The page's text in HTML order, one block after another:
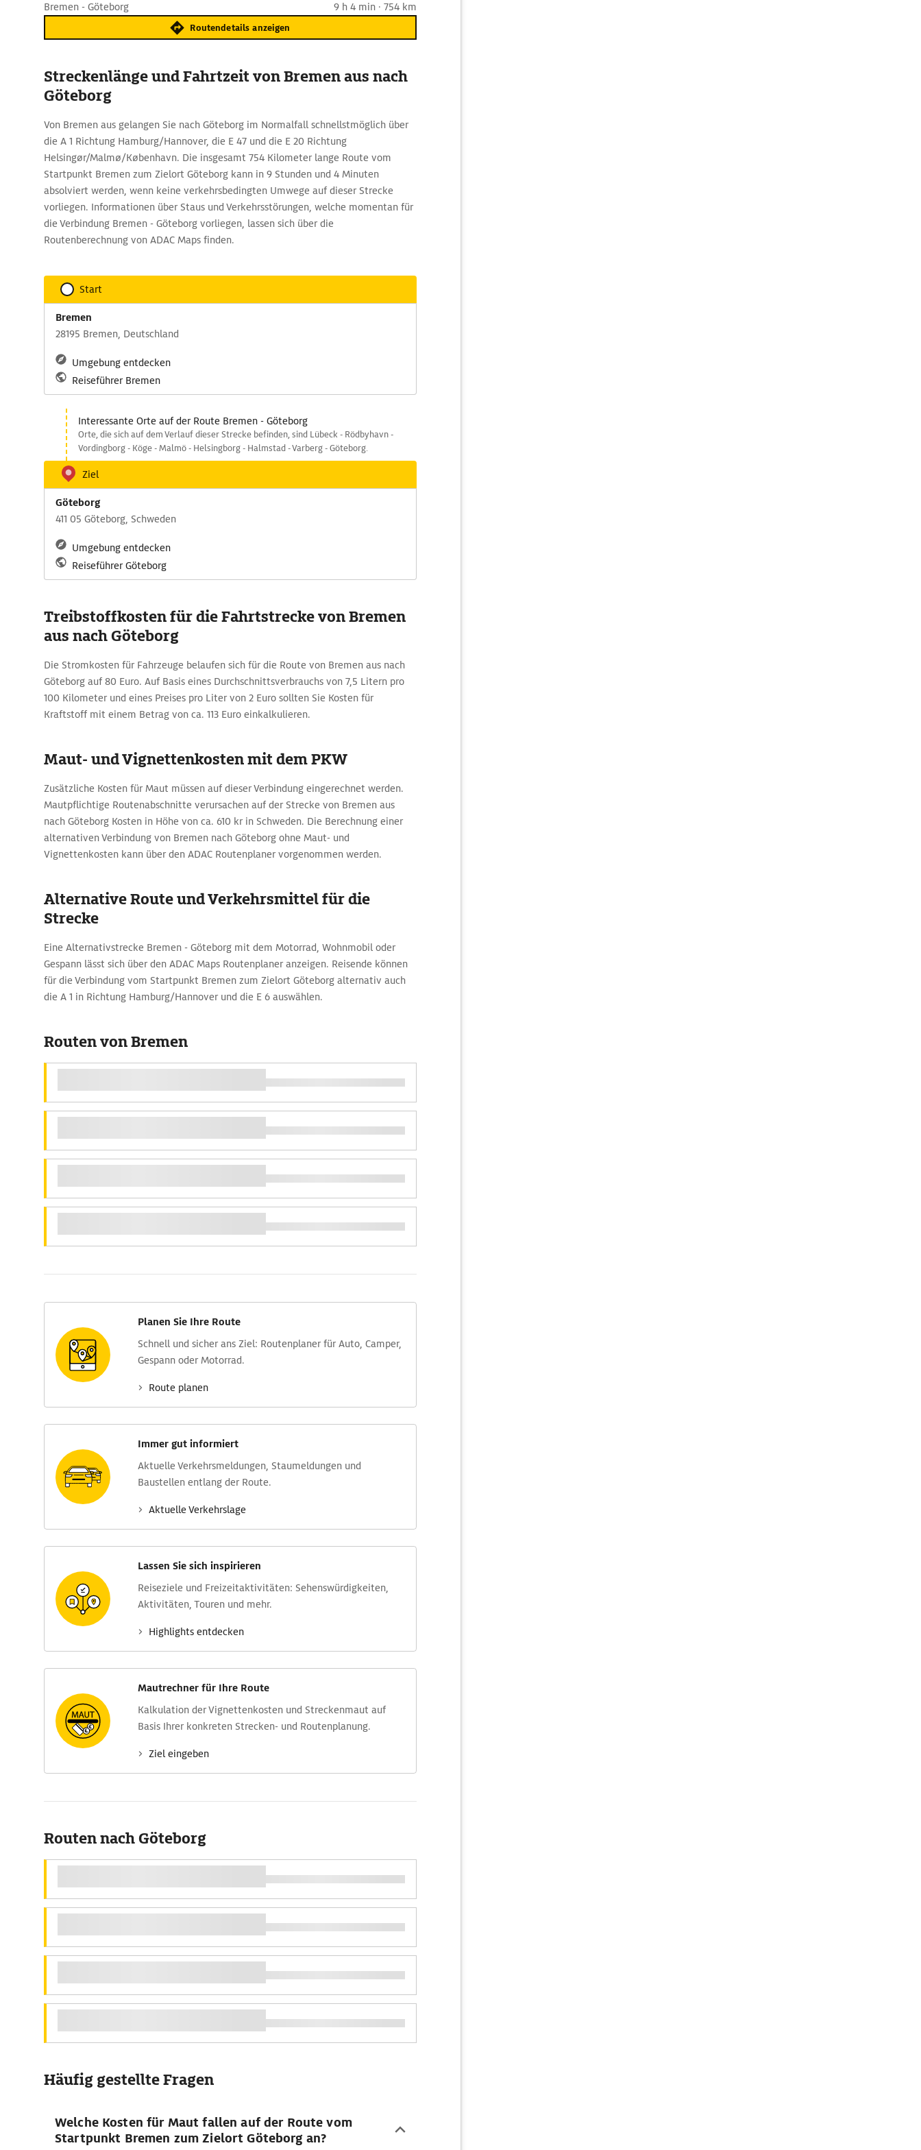
Bremen - Göteborg 9 h 4 min · 754 km
Routendetails anzeigen
Streckenlänge und Fahrtzeit von Bremen aus nach
Göteborg
Von Bremen aus gelangen Sie nach Göteborg im Normalfall schnellstmöglich über
die A 1 Richtung Hamburg/Hannover, die E 47 und die E 20 Richtung
Helsingør/Malmø/København. Die insgesamt 754 Kilometer lange Route vom
Startpunkt Bremen zum Zielort Göteborg kann in 9 Stunden und 4 Minuten
absolviert werden, wenn keine verkehrsbedingten Umwege auf dieser Strecke
vorliegen. Informationen über Staus und Verkehrsstörungen, welche momentan für
die Verbindung Bremen - Göteborg vorliegen, lassen sich über die
Routenberechnung von ADAC Maps finden.
Start
Bremen
28195 Bremen, Deutschland
Umgebung entdecken
Reiseführer Bremen
Interessante Orte auf der Route Bremen - Göteborg
Orte, die sich auf dem Verlauf dieser Strecke befinden, sind Lübeck - Rödbyhavn -
Vordingborg - Köge - Malmö - Helsingborg - Halmstad - Varberg - Göteborg.
Ziel
Göteborg
411 05 Göteborg, Schweden
Umgebung entdecken
Reiseführer Göteborg
Treibstoffkosten für die Fahrtstrecke von Bremen
aus nach Göteborg
Die Stromkosten für Fahrzeuge belaufen sich für die Route von Bremen aus nach
Göteborg auf 80 Euro. Auf Basis eines Durchschnittsverbrauchs von 7,5 Litern pro
100 Kilometer und eines Preises pro Liter von 2 Euro sollten Sie Kosten für
Kraftstoff mit einem Betrag von ca. 113 Euro einkalkulieren.
Maut- und Vignettenkosten mit dem PKW
Zusätzliche Kosten für Maut müssen auf dieser Verbindung eingerechnet werden.
Mautpflichtige Routenabschnitte verursachen auf der Strecke von Bremen aus
nach Göteborg Kosten in Höhe von ca. 610 kr in Schweden. Die Berechnung einer
alternativen Verbindung von Bremen nach Göteborg ohne Maut- und
Vignettenkosten kann über den ADAC Routenplaner vorgenommen werden.
Alternative Route und Verkehrsmittel für die
Strecke
Eine Alternativstrecke Bremen - Göteborg mit dem Motorrad, Wohnmobil oder
Gespann lässt sich über den ADAC Maps Routenplaner anzeigen. Reisende können
für die Verbindung vom Startpunkt Bremen zum Zielort Göteborg alternativ auch
die A 1 in Richtung Hamburg/Hannover und die E 6 auswählen.
Routen von Bremen
Planen Sie Ihre Route
Schnell und sicher ans Ziel: Routen­planer für Auto, Camper,
Gespann oder Motorrad.
Route planen
Immer gut informiert
Aktuelle Verkehrs­meldungen, Stau­meldungen und
Baustellen entlang der Route.
Aktuelle Verkehrs­lage
Lassen Sie sich inspirieren
Reise­ziele und Freizeit­aktivitäten: Sehens­würdig­keiten,
Aktivitäten, Touren und mehr.
Highlights entdecken
Mautrechner für Ihre Route
Kalkulation der Vignettenkosten und Streckenmaut auf
Basis Ihrer konkreten Strecken- und Routenplanung.
Ziel eingeben
Routen nach Göteborg
Häufig gestellte Fragen
Welche Kosten für Maut fallen auf der Route vom
Startpunkt Bremen zum Zielort Göteborg an?